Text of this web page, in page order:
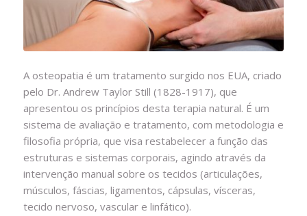
A osteopatia é um tratamento surgido nos EUA, criado
pelo Dr. Andrew Taylor Still (1828-1917), que
apresentou os princípios desta terapia natural. É um
sistema de avaliação e tratamento, com metodologia e
filosofia própria, que visa restabelecer a função das
estruturas e sistemas corporais, agindo através da
intervenção manual sobre os tecidos (articulações,
músculos, fáscias, ligamentos, cápsulas, vísceras,
tecido nervoso, vascular e linfático).